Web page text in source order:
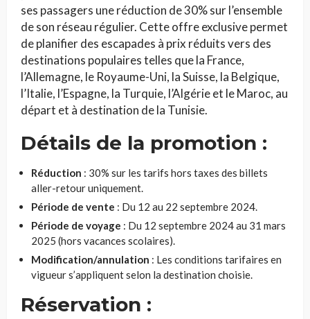
ses passagers une réduction de 30% sur l’ensemble
de son réseau régulier. Cette offre exclusive permet
de planifier des escapades à prix réduits vers des
destinations populaires telles que la France,
l’Allemagne, le Royaume-Uni, la Suisse, la Belgique,
l’Italie, l’Espagne, la Turquie, l’Algérie et le Maroc, au
départ et à destination de la Tunisie.
Détails de la promotion :
Réduction : 30% sur les tarifs hors taxes des billets
aller-retour uniquement.
Période de vente : Du 12 au 22 septembre 2024.
Période de voyage : Du 12 septembre 2024 au 31 mars
2025 (hors vacances scolaires).
Modification/annulation : Les conditions tarifaires en
vigueur s’appliquent selon la destination choisie.
Réservation :